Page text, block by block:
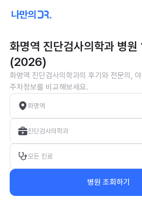
화명역 진단검사의학과 병원
(2026)
화명역 진단검사의학과의 후기와 전문의,
주차정보를 비교해보세요.
화명역
진단검사의학과
모든 진료
병원 조회하기